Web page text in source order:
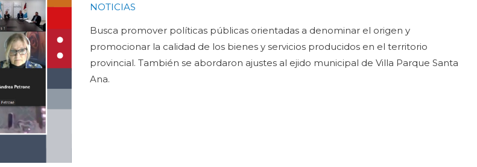
NOTICIAS
Busca promover políticas públicas orientadas a denominar el origen y
promocionar la calidad de los bienes y servicios producidos en el territorio
provincial. También se abordaron ajustes al ejido municipal de Villa Parque Santa
Ana.